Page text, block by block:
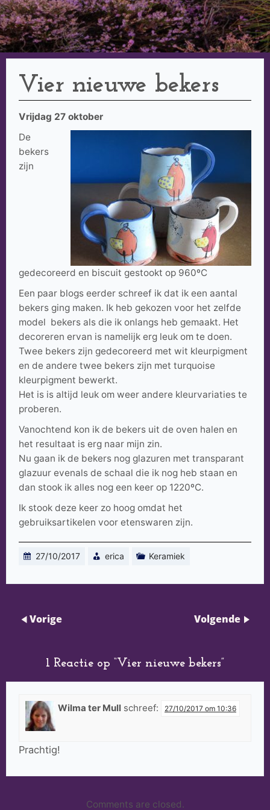
Vier nieuwe bekers
Vrijdag 27 oktober
De
bekers
zijn
gedecoreerd en biscuit gestookt op 960ºC
Een paar blogs eerder schreef ik dat ik een aantal
bekers ging maken. Ik heb gekozen voor het zelfde
model bekers als die ik onlangs heb gemaakt. Het
decoreren ervan is namelijk erg leuk om te doen.
Twee bekers zijn gedecoreerd met wit kleurpigment
en de andere twee bekers zijn met turquoise
kleurpigment bewerkt.
Het is is altijd leuk om weer andere kleurvariaties te
proberen.
Vanochtend kon ik de bekers uit de oven halen en
het resultaat is erg naar mijn zin.
Nu gaan ik de bekers nog glazuren met transparant
glazuur evenals de schaal die ik nog heb staan en
dan stook ik alles nog een keer op 1220ºC.
Ik stook deze keer zo hoog omdat het
gebruiksartikelen voor etenswaren zijn.
27/10/2017 erica Keramiek
Vorige Volgende
1 Reactie op “Vier nieuwe bekers”
Wilma ter Mull schreef: 27/10/2017 om 10:36
Prachtig!
Comments are closed.